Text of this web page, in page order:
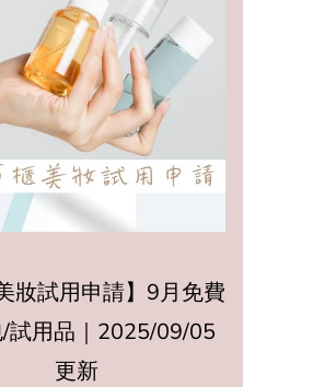
妝試用申請】9月免費
試用品｜2025/09/05
更新